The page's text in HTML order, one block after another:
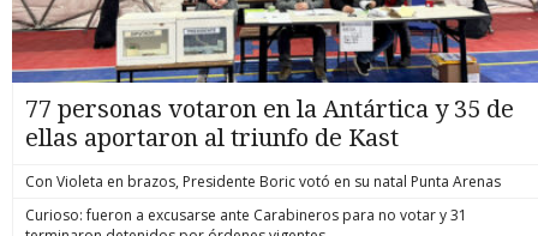
77 personas votaron en la Antártica y 35 de
ellas aportaron al triunfo de Kast
Con Violeta en brazos, Presidente Boric votó en su natal Punta Arenas
Curioso: fueron a excusarse ante Carabineros para no votar y 31